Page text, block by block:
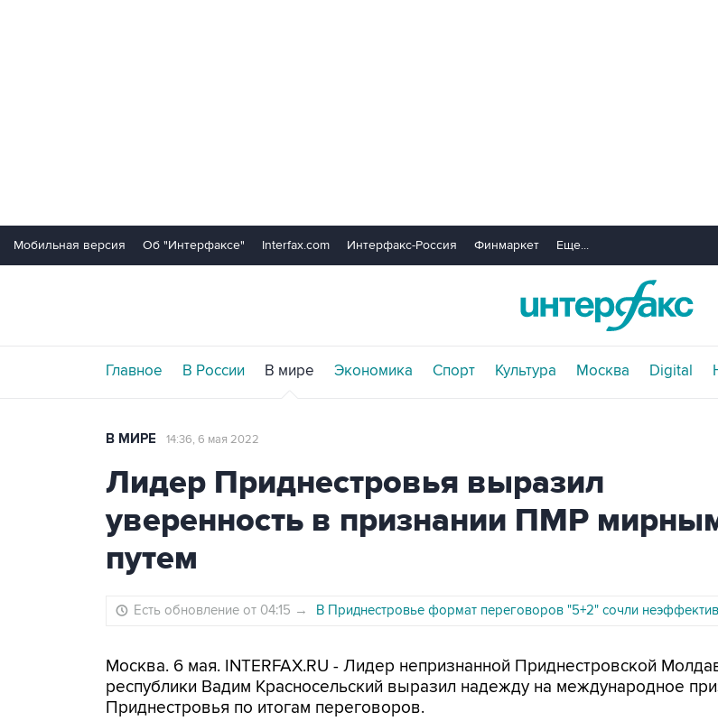
Мобильная версия Об "Интерфаксе" Interfax.com Интерфакс-Россия Финмаркет Еще...
Главное В России В мире Экономика Спорт Культура Москва Digital
В МИРЕ 14:36, 6 мая 2022
Лидер Приднестровья выразил
уверенность в признании ПМР
путем
Есть обновление от 04:15 → В Приднестровье формат переговоров "5+2" сочли
Москва. 6 мая. INTERFAX.RU - Лидер непризнанной Приднестровской
республики Вадим Красносельский выразил надежду на международное
Приднестровья по итогам переговоров.